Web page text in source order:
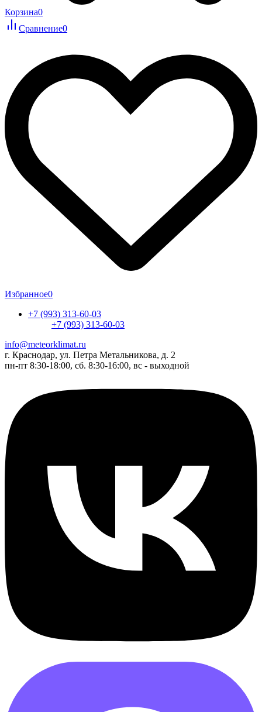
Корзина0
Сравнение0
Избранное0
+7 (993) 313-60-03
+7 (993) 313-60-03
info@meteorklimat.ru
г. Краснодар, ул. Петра Метальникова, д. 2
пн-пт 8:30-18:00, сб. 8:30-16:00, вс - выходной